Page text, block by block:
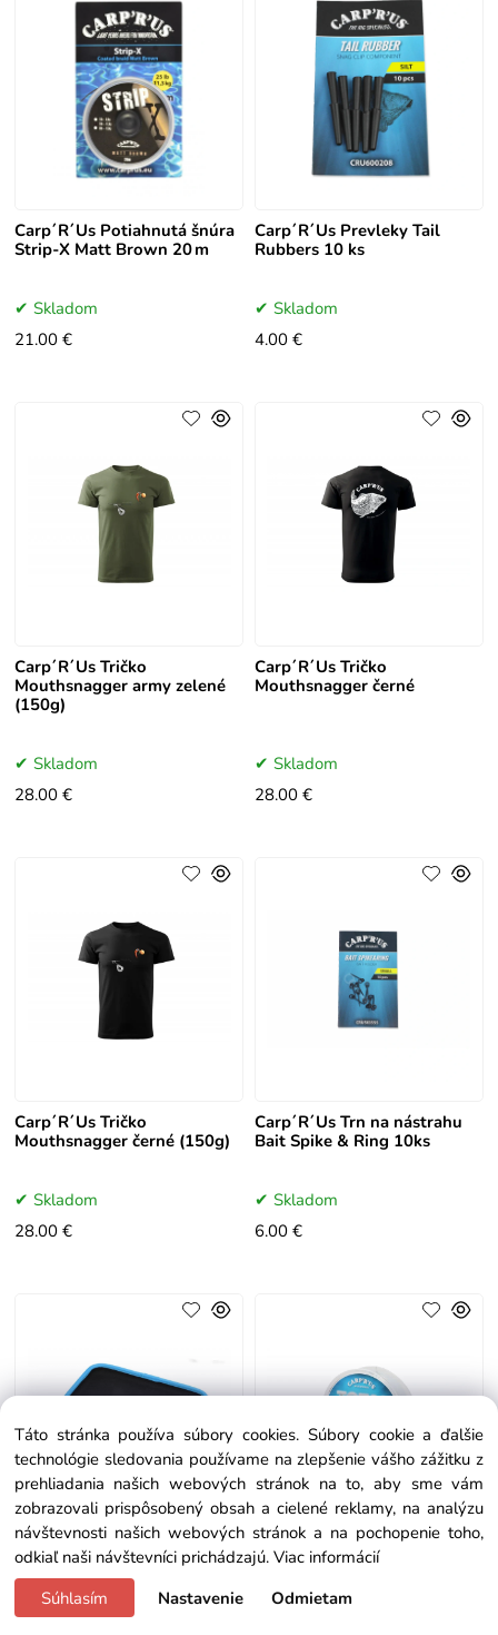
Carp´R´Us Potiahnutá šnúra
Strip-X Matt Brown 20 m
Skladom
21.00 €
Carp´R´Us Prevleky Tail
Rubbers 10 ks
Skladom
4.00 €
Carp´R´Us Tričko
Mouthsnagger army zelené
(150g)
Skladom
28.00 €
Carp´R´Us Tričko
Mouthsnagger černé
Skladom
28.00 €
Carp´R´Us Tričko
Mouthsnagger černé (150g)
Skladom
28.00 €
Carp´R´Us Trn na nástrahu
Bait Spike & Ring 10ks
Skladom
6.00 €
Carp´R´Us Tácka na
montáže – Rig Tray
Carp´R´Us Ujímaný vlasec
Táto stránka používa súbory cookies. Súbory cookie a ďalšie
technológie sledovania používame na zlepšenie vášho zážitku z
prehliadania našich webových stránok na to, aby sme vám
zobrazovali prispôsobený obsah a cielené reklamy, na analýzu
návštevnosti našich webových stránok a na pochopenie toho,
odkiaľ naši návštevníci prichádzajú. Viac informácií
Súhlasím
Nastavenie Odmietam